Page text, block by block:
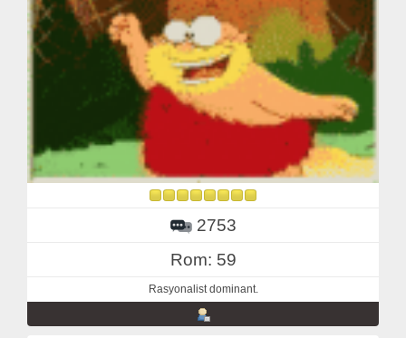
2753
Rom: 59
Rasyonalist dominant.